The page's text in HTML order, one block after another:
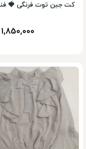
کت جین توت فرنگی 🍓
1,850,000